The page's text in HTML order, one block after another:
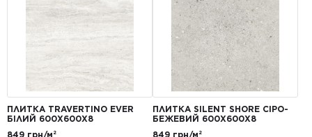
ПЛИТКА TRAVERTINO EVER
БІЛИЙ 600Х600Х8
849 грн/м²
ПЛИТКА SILENT SHORE СІРО-
БЕЖЕВИЙ 600Х600Х8
849 грн/м²